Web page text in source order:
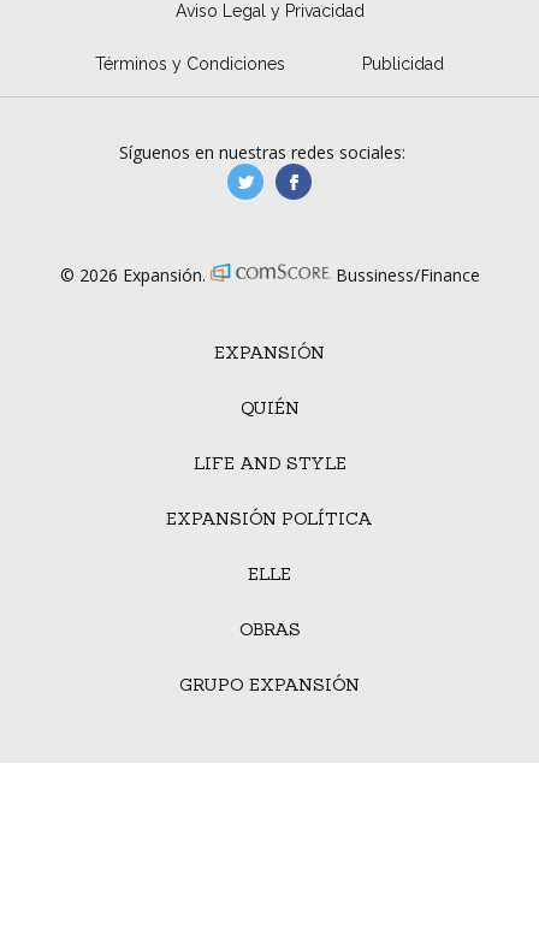
Aviso Legal y Privacidad
Términos y Condiciones Publicidad
EXPANSIÓN
QUIÉN
LIFE AND STYLE
EXPANSIÓN POLÍTICA
ELLE
OBRAS
GRUPO EXPANSIÓN
Síguenos en nuestras redes sociales:
manufacturaGE
© 2026 Expansión. Bussiness/Finance